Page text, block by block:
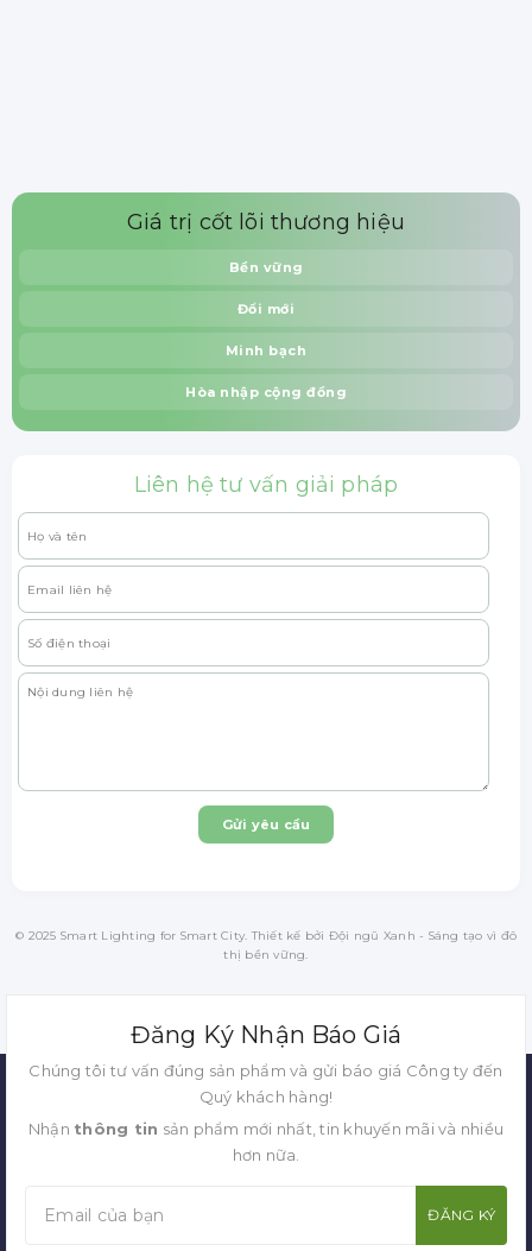
Giá trị cốt lõi thương hiệu
Bền vững
Đổi mới
Minh bạch
Hòa nhập cộng đồng
Liên hệ tư vấn giải pháp
Gửi yêu cầu
© 2025 Smart Lighting for Smart City. Thiết kế bởi Đội ngũ Xanh - Sáng tạo vì đô
thị bền vững.
Đăng Ký Nhận Báo Giá
Chúng tôi tư vấn đúng sản phẩm và gửi báo giá Công ty đến
Quý khách hàng!
Nhận thông tin sản phẩm mới nhất, tin khuyến mãi và nhiều
hơn nữa.
ĐĂNG KÝ